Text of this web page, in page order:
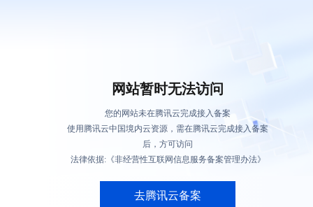
网站暂时无法访问
您的网站未在腾讯云完成接入备案
使用腾讯云中国境内云资源，需在腾讯云完成接入备案
后，方可访问
法律依据:《非经营性互联网信息服务备案管理办法》
去腾讯云备案